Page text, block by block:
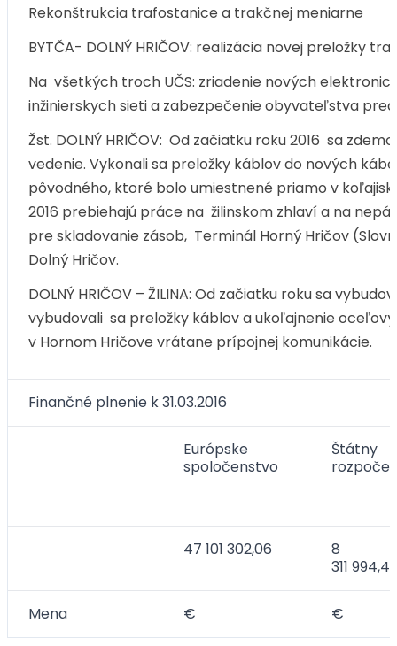
Rekonštrukcia trafostanice a trakčnej meniarne
BYTČA- DOLNÝ HRIČOV: realizácia novej preložky
Na všetkých troch UČS: zriadenie nových
inžinierskych sieti a zabezpečenie obyvateľstva
Žst. DOLNÝ HRIČOV: Od začiatku roku 2016 sa
vedenie. Vykonali sa preložky káblov do nových
pôvodného, ktoré bolo umiestnené priamo v
2016 prebiehajú práce na žilinskom zhlaví a na
pre skladovanie zásob, Terminál Horný Hričov
Dolný Hričov.
DOLNÝ HRIČOV – ŽILINA: Od začiatku roku sa
vybudovali sa preložky káblov a ukoľajnenie
v Hornom Hričove vrátane prípojnej komunikácie.
Finančné plnenie k 31.03.2016
Európske
spoločenstvo
Štátny
rozpočet
47 101 302,06
8
311
Mena € €